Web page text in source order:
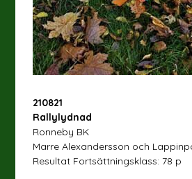
210821
Rallylydnad
Ronneby BK
Marre Alexandersson och
Resultat Fortsättningsklass: 78 p